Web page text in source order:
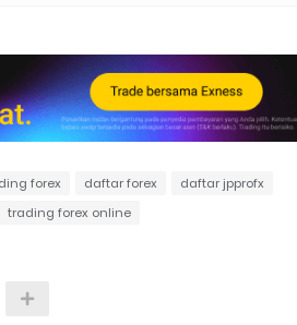
forex daftar forex
daftar jpprofx
trading forex online